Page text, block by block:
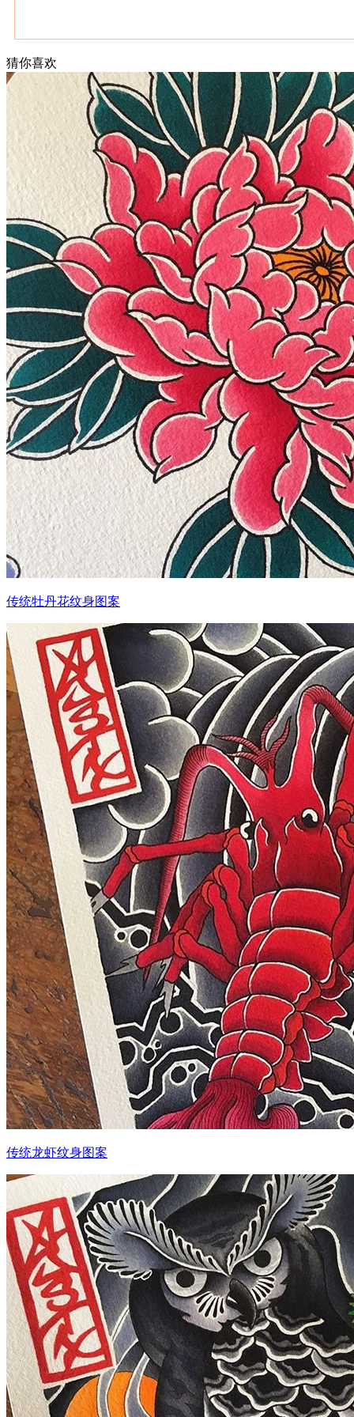
武汉老兵纹身微信
： 服务号：laobingwenshen 订阅号：laobing66666 打造国
文资讯！精美纹身图案及手稿 纹身作品 一站搞定！回复相
问千万素材的微官网，中国最强最全纹身图案尽在其中！
猜你喜欢
传统牡丹花纹身图案
传统龙虾纹身图案